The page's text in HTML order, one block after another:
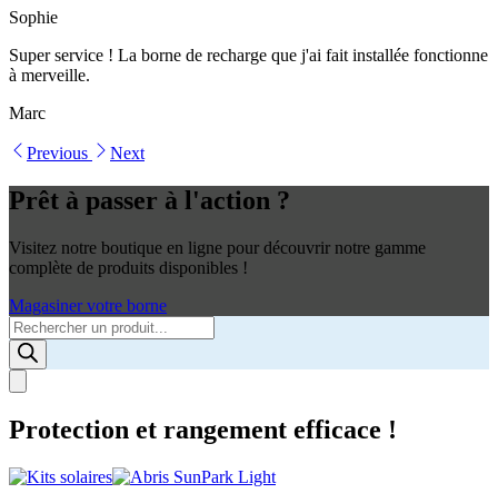
Sophie
Super service ! La borne de recharge que j'ai fait installée fonctionne
à merveille.
Marc
Previous Next
Prêt à passer à l'action ?
Visitez notre boutique en ligne pour découvrir notre gamme
complète de produits disponibles !
Magasiner votre borne
Products
search
Protection et rangement efficace !